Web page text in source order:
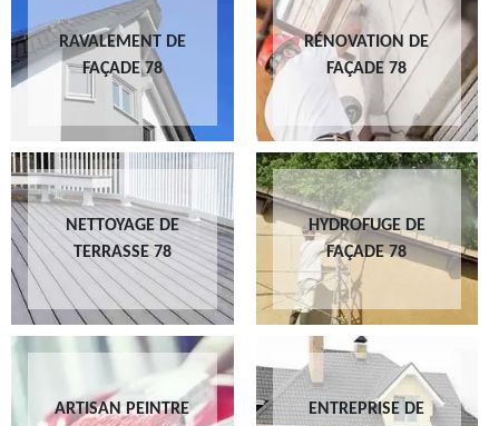
RAVALEMENT DE
FAÇADE 78
RÉNOVATION DE
FAÇADE 78
NETTOYAGE DE
TERRASSE 78
HYDROFUGE DE
FAÇADE 78
ARTISAN PEINTRE
ENTREPRISE DE